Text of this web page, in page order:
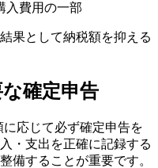
入費用の一部
果として納税額を抑える
確定申告
応じて必ず確定申告を
・支出を正確に記録する
備することが重要です。